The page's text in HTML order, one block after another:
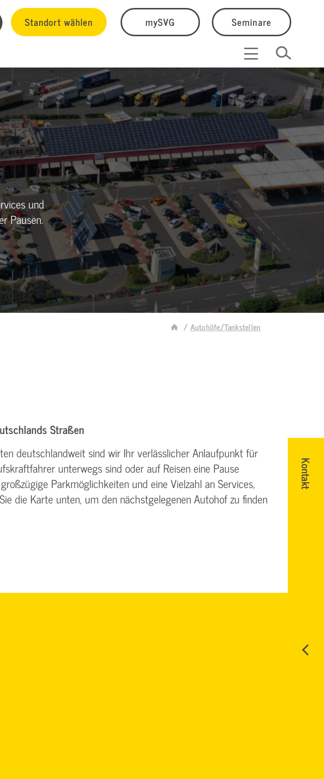
Standort wählen mySVG Seminare
und
Pausen.
Autohöfe/Tankstellen
Kontakt
Straßen
deutschlandweit sind wir Ihr verlässlicher Anlaufpunkt für
unterwegs sind oder auf Reisen eine Pause
Parkmöglichkeiten und eine Vielzahl an Services,
die Karte unten, um den nächstgelegenen Autohof zu finden